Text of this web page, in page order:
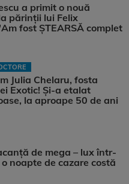
a primit o nouă
părinții lui Felix
fost ȘTEARSĂ complet
Julia Chelaru, fosta
Exotic! Și-a etalat
la aproape 50 de ani
de mega – lux într-
noapte de cazare costă